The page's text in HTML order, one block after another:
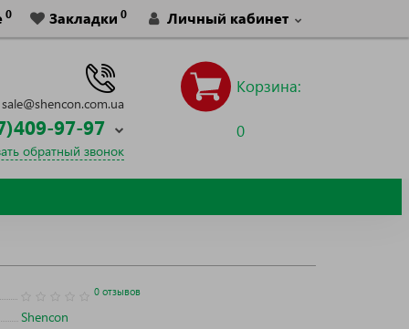
0 Закладки 0 Личный кабинет
sale@shencon.com.ua
97-97
обратный звонок
Корзина:
0
0 отзывов
Shencon